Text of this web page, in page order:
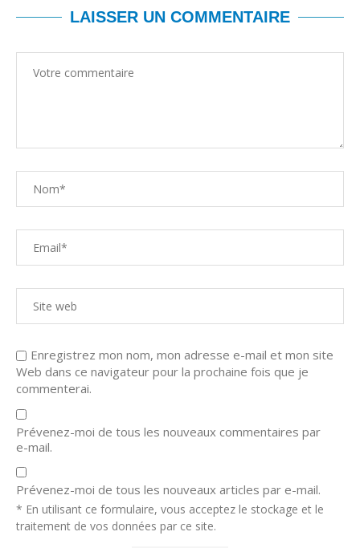
LAISSER UN COMMENTAIRE
Enregistrez mon nom, mon adresse e-mail et mon site
Web dans ce navigateur pour la prochaine fois que je
commenterai.
Prévenez-moi de tous les nouveaux commentaires par
e-mail.
Prévenez-moi de tous les nouveaux articles par e-mail.
* En utilisant ce formulaire, vous acceptez le stockage et le
traitement de vos données par ce site.